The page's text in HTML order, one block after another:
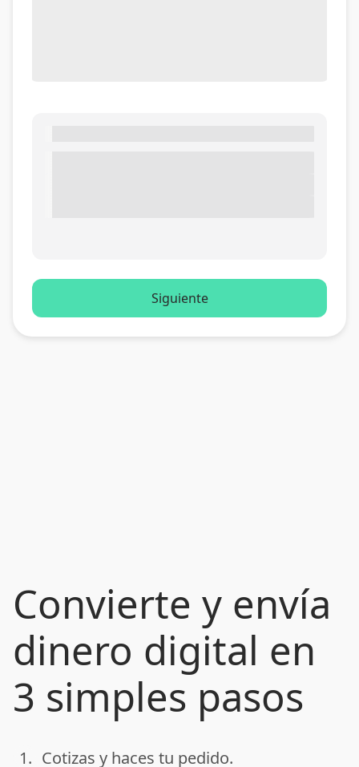
Convierte y envía
dinero digital en
3 simples pasos
done
1. Cotizas y haces tu pedido.
Siguiente